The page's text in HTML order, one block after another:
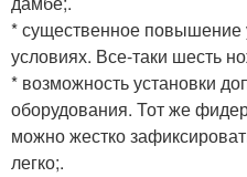
* существенное повышение
условиях. Все-таки шесть
* возможность установки
оборудования. Тот же
можно жестко
легко;.